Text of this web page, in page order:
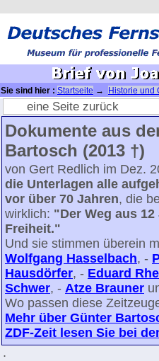
Sie sind hier : Startseite →
Historie und
Bartosch III Erbe→ Brief von Joachim
eine Seite zurück
Dokumente aus
Bartosch (2013 †)
von Gert Redlich im Dez.
die Unterlagen alle
vor über 70 Jahren, die
wirklich: "Der Weg aus
Freiheit."
Und sie stimmen überein
Wolfgang Hasselbach, -
Hausdörfer, - Eduard
Schwer, - Atze Brauner
Wo passen diese
Mehr über Günter
ZDF-Zeit lesen Sie bei
.